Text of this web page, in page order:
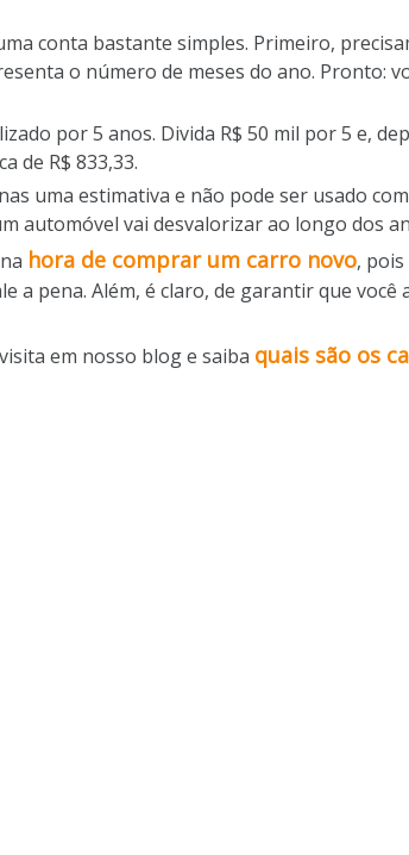
conta bastante simples. Primeiro,
o número de meses do ano. Pronto:
por 5 anos. Divida R$ 50 mil por 5 e,
de R$ 833,33.
uma estimativa e não pode ser usado
automóvel vai desvalorizar ao longo dos
hora de comprar um carro novo,
a pena. Além, é claro, de garantir que você
em nosso blog e saiba quais são os